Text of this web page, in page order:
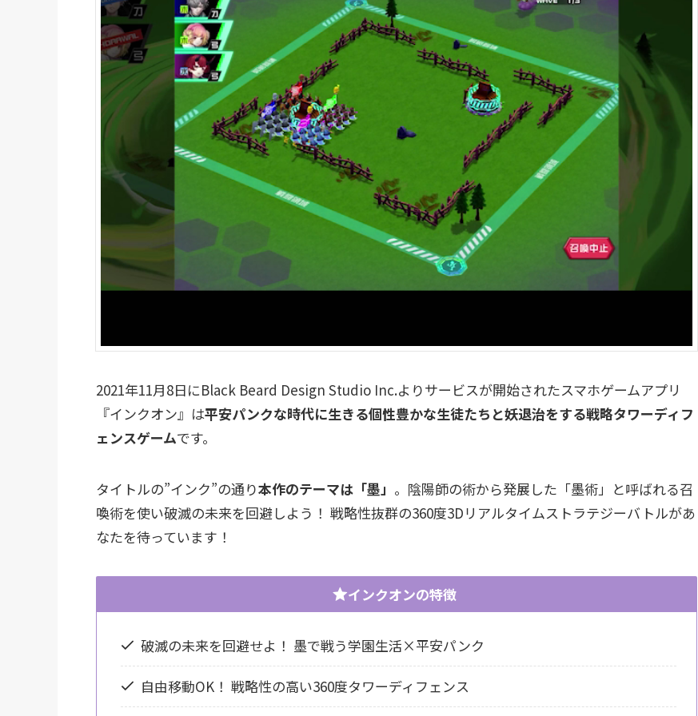
2021年11月8日にBlack Beard Design Studio Inc.よりサービスが開始されたスマホゲームアプリ
『インクオン』は平安パンクな時代に生きる個性豊かな生徒たちと妖退治をする戦略タワーディフ
ェンスゲームです。
タイトルの”インク”の通り本作のテーマは「墨」 。陰陽師の術から発展した「墨術」と呼ばれる召
喚術を使い破滅の未来を回避しよう！ 戦略性抜群の360度3Dリアルタイムストラテジーバトルがあ
なたを待っています！
インクオンの特徴
破滅の未来を回避せよ！ 墨で戦う学園生活×平安パンク
自由移動OK！ 戦略性の高い360度タワーディフェンス